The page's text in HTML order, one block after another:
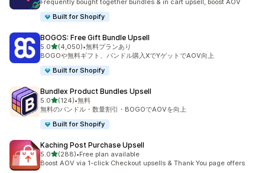
Frequently bought together bundles & in cart upsell, boost AOV
Built for Shopify
BOGOS: Free Gift Bundle Upsell
5.05つ星中
(4,050)
合計レビュー数：4050件
•無料プランあり
BOGOや無料ギフト、バンドル購入XでYゲットでAOV向上
Built for Shopify
Bundlex Product Bundles Upsell
5.05つ星中
(124)
合計レビュー数：124件
•無料
無料のバンドル・数量割引・BOGOでAOVを向上
Built for Shopify
Kaching Post Purchase Upsell
5.05つ星中
(288)
合計レビュー数：288件
•Free plan available
Boost AOV via 1-click Checkout upsells & Thank You page offers